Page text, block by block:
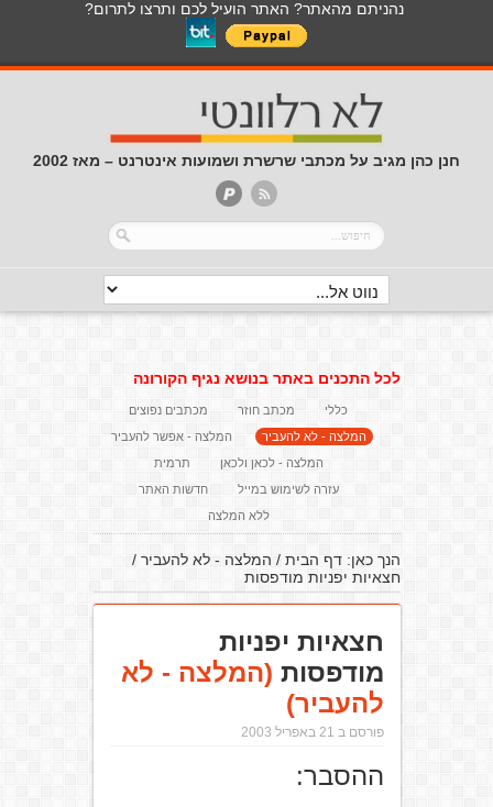
נהניתם מהאתר? האתר הועיל לכם ותרצו לתרום?
חנן כהן מגיב על מכתבי שרשרת ושמועות אינטרנט – מאז 2002
לכל התכנים באתר בנושא נגיף הקורונה
כללי מכתב חוזר
מכתבים נפוצים
המלצה - לא להעביר
המלצה - אפשר להעביר
המלצה - לכאן ולכאן
תרמית
עזרה לשימוש במייל
חדשות האתר
ללא המלצה
הנך כאן:דף הבית / המלצה - לא להעביר /
חצאיות יפניות מודפסות
חצאיות יפניות
מודפסות (המלצה - לא
להעביר)
פורסם ב 21 באפריל 2003
ההסבר: